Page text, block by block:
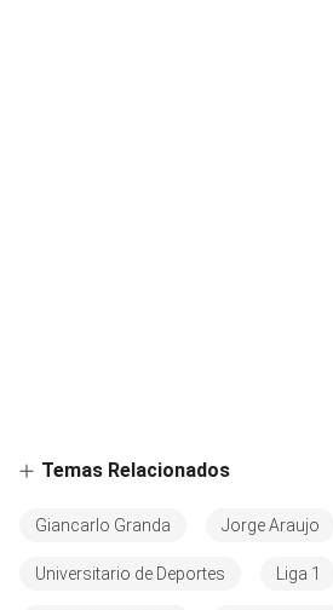
Temas Relacionados
Giancarlo Granda Jorge Araujo
Universitario de Deportes Liga 1